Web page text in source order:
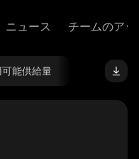
ニュース チームのア
能供給量